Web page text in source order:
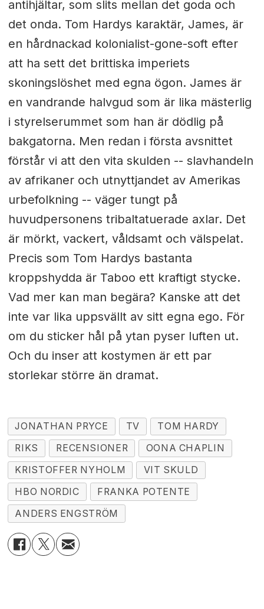
antihjältar, som slits mellan det goda och
det onda. Tom Hardys karaktär, James, är
en hårdnackad kolonialist-gone-soft efter
att ha sett det brittiska imperiets
skoningslöshet med egna ögon. James är
en vandrande halvgud som är lika mästerlig
i styrelserummet som han är dödlig på
bakgatorna. Men redan i första avsnittet
förstår vi att den vita skulden -- slavhandeln
av afrikaner och utnyttjandet av Amerikas
urbefolkning -- väger tungt på
huvudpersonens tribaltatuerade axlar. Det
är mörkt, vackert, våldsamt och välspelat.
Precis som Tom Hardys bastanta
kroppshydda är Taboo ett kraftigt stycke.
Vad mer kan man begära? Kanske att det
inte var lika uppsvällt av sitt egna ego. För
om du sticker hål på ytan pyser luften ut.
Och du inser att kostymen är ett par
storlekar större än dramat.
JONATHAN PRYCE TV
TOM HARDY
RIKS
RECENSIONER
OONA CHAPLIN
KRISTOFFER NYHOLM
VIT SKULD
HBO NORDIC
FRANKA POTENTE
ANDERS ENGSTRÖM